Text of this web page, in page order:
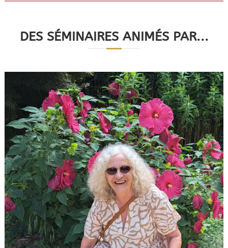
o
DES SÉMINAIRES ANIMÉS PAR...